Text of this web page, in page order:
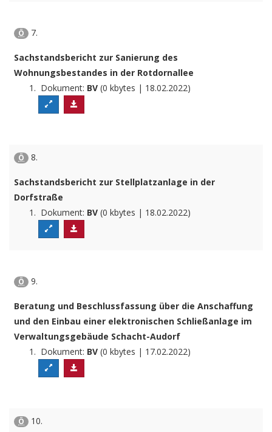
Ö 7.
Sachstandsbericht zur Sanierung des
Wohnungsbestandes in der Rotdornallee
Dokument: BV (0 kbytes | 18.02.2022)
Ö 8.
Sachstandsbericht zur Stellplatzanlage in der
Dorfstraße
Dokument: BV (0 kbytes | 18.02.2022)
Ö 9.
Beratung und Beschlussfassung über die Anschaffung
und den Einbau einer elektronischen Schließanlage im
Verwaltungsgebäude Schacht-Audorf
Dokument: BV (0 kbytes | 17.02.2022)
Ö 10.